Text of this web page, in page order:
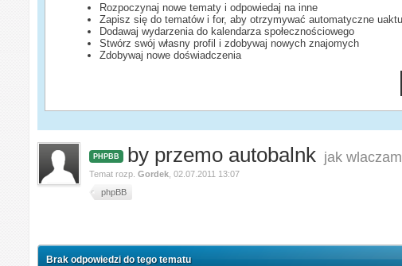
Rozpoczynaj nowe tematy i odpowiedaj na inne
Zapisz się do tematów i for, aby otrzymywać automatyczne
Dodawaj wydarzenia do kalendarza społecznościowego
Stwórz swój własny profil i zdobywaj nowych znajomych
Zdobywaj nowe doświadczenia
PHPBB by przemo autobalnk jak
Temat rozp.Gordek ,02.07.2011 13:07
phpBB
Brak odpowiedzi do tego tematu